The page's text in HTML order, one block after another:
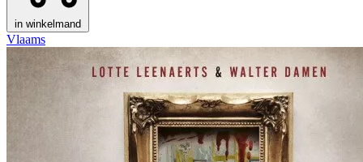
in winkelmand
Vlaams